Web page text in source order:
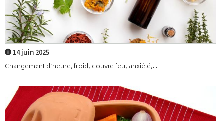
14 juin 2025
Changement d’heure, froid, couvre feu, anxiété,...